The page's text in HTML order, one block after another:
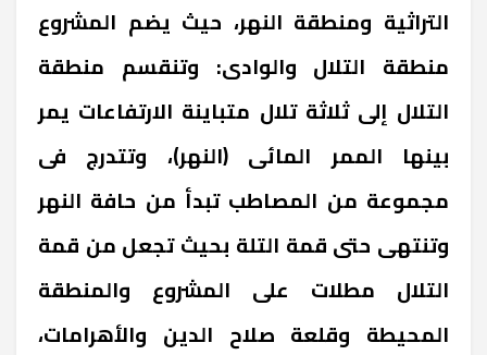
التراثية ومنطقة النهر، حيث يضم المشروع
منطقة التلال والوادى: وتنقسم منطقة
التلال إلى ثلاثة تلال متباينة الارتفاعات يمر
بينها الممر المائى (النهر)، وتتدرج فى
مجموعة من المصاطب تبدأ من حافة النهر
وتنتهى حتى قمة التلة بحيث تجعل من قمة
التلال مطلات على المشروع والمنطقة
المحيطة وقلعة صلاح الدين والأهرامات،